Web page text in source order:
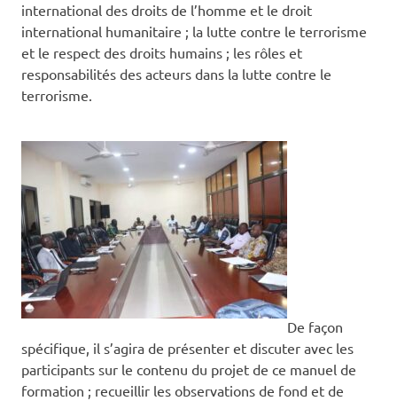
international des droits de l’homme et le droit
international humanitaire ; la lutte contre le terrorisme
et le respect des droits humains ; les rôles et
responsabilités des acteurs dans la lutte contre le
terrorisme.
De façon
spécifique, il s’agira de présenter et discuter avec les
participants sur le contenu du projet de ce manuel de
formation ; recueillir les observations de fond et de